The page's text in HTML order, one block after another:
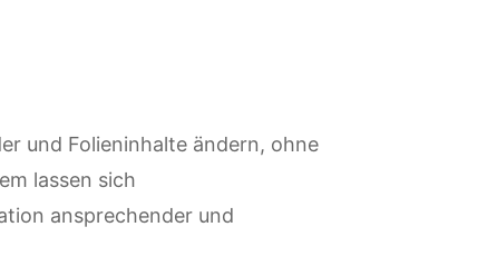
und Folieninhalte ändern, ohne
lassen sich
ansprechender und